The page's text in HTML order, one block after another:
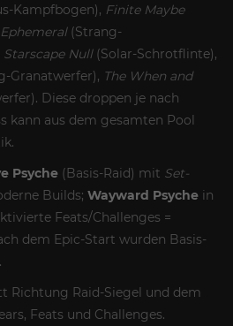
Kampfbogen), Finite Maybe
(Strang-
Starscape Null(Solar-Schrotflinte),
Granatwerfer), The When and
Diese droppen je nach
kann aus dem gesamten Pool
Psyche (Basis-Raid) mit Set-
Builds; Wayward Psyche in
Feats/Challenges =
dem Epic-Start wurden Basis-
Richtung Raid-Siegel und dem
Feats und Challenges.